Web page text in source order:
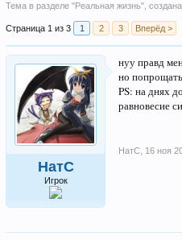
Тема в разделе "Реальная жизнь",
Страница 1 из 3 1 2 3 Вперёд >
НатС
Игрок
нуу правд
но
PS: на днях
равновесие
НатС 16 ноя